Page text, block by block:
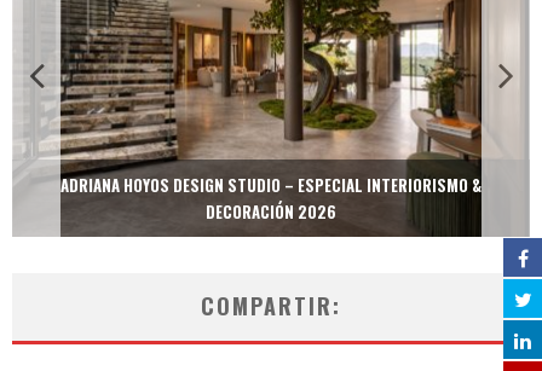
ADRIANA HOYOS DESIGN STUDIO – ESPECIAL INTERIORISMO &
DECORACIÓN 2026
COMPARTIR: